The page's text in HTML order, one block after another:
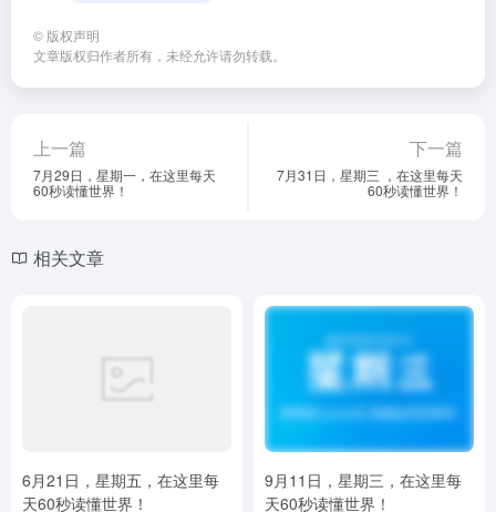
© 版权声明
文章版权归作者所有，未经允许请勿转载。
上一篇
7月29日，星期一，在这里每天
60秒读懂世界！
下一篇
7月31日，星期三 ，在这里每天
60秒读懂世界！
相关文章
6月21日，星期五，在这里每
天60秒读懂世界！
9月11日，星期三，在这里每
天60秒读懂世界！